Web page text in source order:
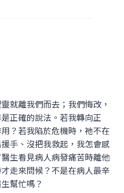
就離我們而去；我們悔改，
正確的說法。若我轉向正
？若我陷於危機時，祂不在
手、沒把我救起，我怎會感
生看見病人病發痛苦時離他
走來問候？不是在病人最辛
幫忙嗎？